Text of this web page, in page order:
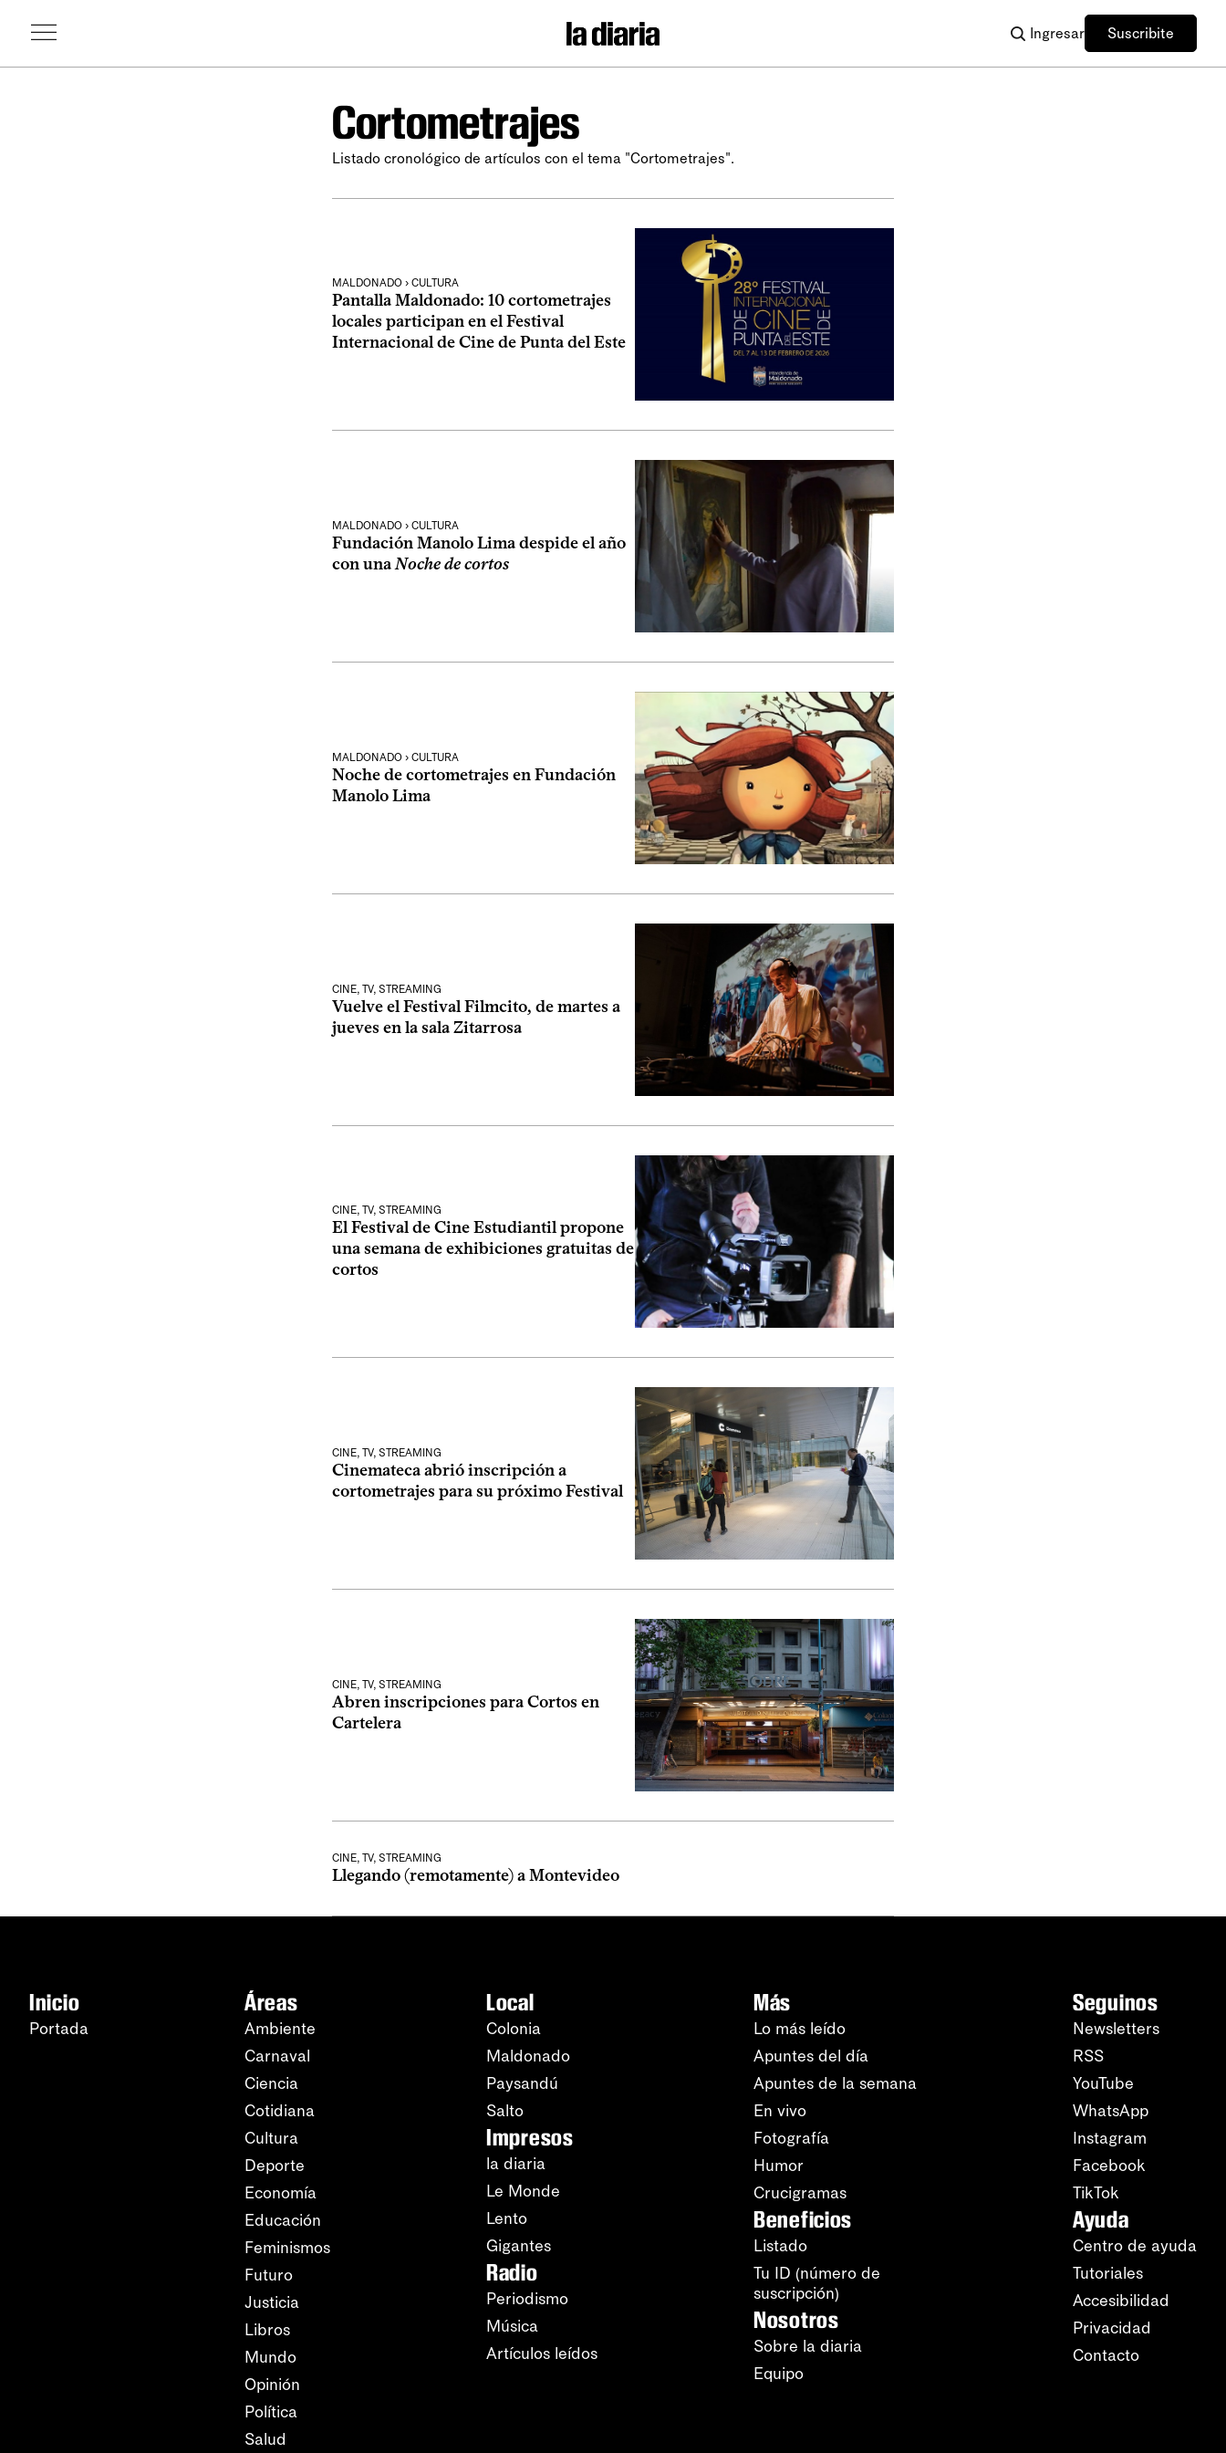
Ingresar Suscribite
Cortometrajes
Listado cronológico de artículos con el tema "Cortometrajes".
MALDONADO › CULTURA
Pantalla Maldonado: 10 cortometrajes
locales participan en el Festival
Internacional de Cine de Punta del Este
MALDONADO › CULTURA
Fundación Manolo Lima despide el año
con unaNoche de cortos
MALDONADO › CULTURA
Noche de cortometrajes en Fundación
Manolo Lima
CINE, TV, STREAMING
Vuelve el Festival Filmcito, de martes a
jueves en la sala Zitarrosa
CINE, TV, STREAMING
El Festival de Cine Estudiantil propone
una semana de exhibiciones gratuitas de
cortos
CINE, TV, STREAMING
Cinemateca abrió inscripción a
cortometrajes para su próximo Festival
CINE, TV, STREAMING
Abren inscripciones para Cortos en
Cartelera
CINE, TV, STREAMING
Llegando (remotamente) a Montevideo
Inicio
Portada
Áreas
Ambiente
Carnaval
Ciencia
Cotidiana
Cultura
Deporte
Economía
Educación
Feminismos
Futuro
Justicia
Libros
Mundo
Opinión
Política
Salud
Local
Colonia
Maldonado
Paysandú
Salto
Impresos
la diaria
Le Monde
Lento
Gigantes
Radio
Periodismo
Música
Artículos leídos
Más
Lo más leído
Apuntes del día
Apuntes de la semana
En vivo
Fotografía
Humor
Crucigramas
Beneficios
Listado
Tu ID (número de
suscripción)
Nosotros
Sobre la diaria
Equipo
Seguinos
Newsletters
RSS
YouTube
WhatsApp
Instagram
Facebook
TikTok
Ayuda
Centro de ayuda
Tutoriales
Accesibilidad
Privacidad
Contacto